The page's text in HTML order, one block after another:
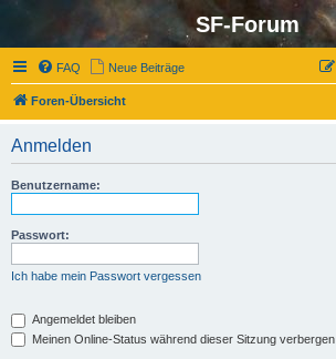
SF-Forum
FAQ Neue Beiträge
Foren-Übersicht
Anmelden
Benutzername:
Passwort:
Ich habe mein Passwort vergessen
Angemeldet bleiben
Meinen Online-Status während dieser Sitzung verbergen